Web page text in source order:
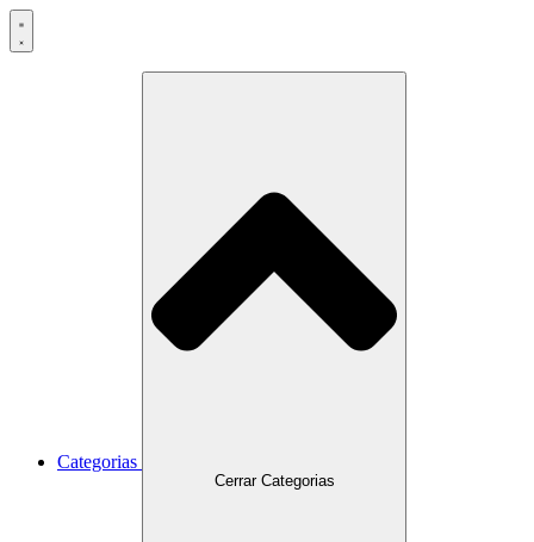
Categorias
Cerrar Categorias